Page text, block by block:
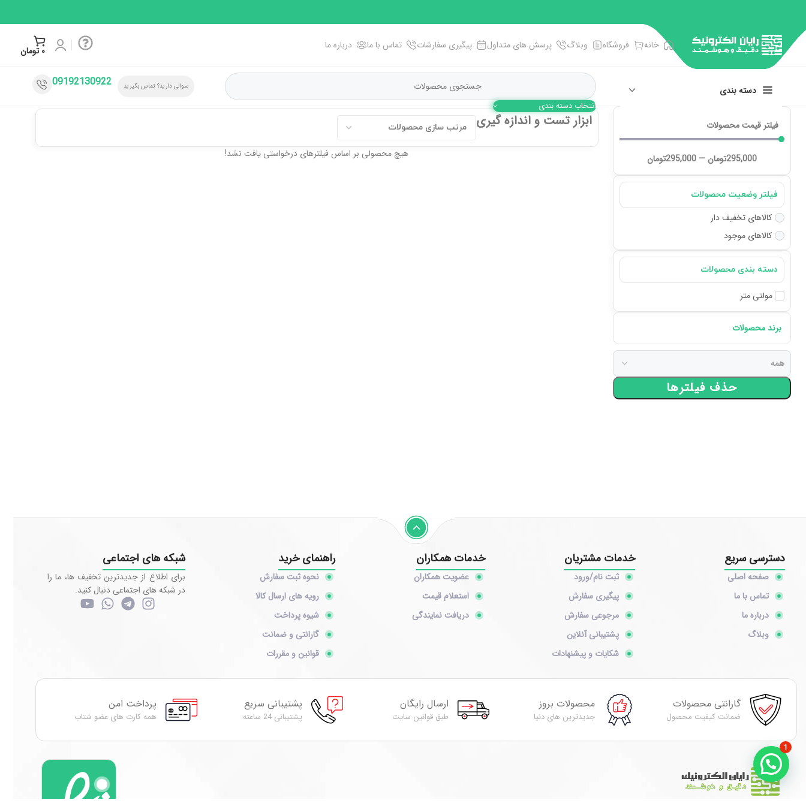
خانه فروشگاه وبلاگ پرسش های متداول پیگیری سفارشات تماس با ما درباره ما ۰ تومان
دسته بندی
انبر، آچار، پنس
پیچ گوشتی ها
تجهیزات اندازه گیری
سوکت و سرسیم زن
فرز و فرچه سیمی
انتخاب دسته بندی
سوالی دارید؟ تماس بگیرید 09192130922
فیلتر قیمت محصولات
295,000تومان —
295,000تومان
فیلتر وضعیت محصولات
کالاهای تخفیف دار
کالاهای موجود
دسته بندی محصولات
مولتی متر
برند محصولات
حذف فیلترها
ابزار تست و اندازه گیری
هیچ محصولی بر اساس فیلترهای درخواستی یافت نشد!
دسترسی سریع
صفحه اصلی
تماس با ما
درباره ما
وبلاگ
خدمات مشتریان
ثبت نام/ورود
پیگیری سفارش
مرجوعی سفارش
پشتیبانی آنلاین
شکایات و پیشنهادات
خدمات همکاران
عضویت همکاران
استعلام قیمت
دریافت نمایندگی
راهنمای خرید
نحوه ثبت سفارش
رویه های ارسال کالا
شیوه پرداخت
گارانتی و ضمانت
قوانین و مقررات
شبکه های اجتماعی
برای اطلاع از جدیدترین تخفیف ها، ما را
در شبکه های اجتماعی دنبال کنید.
گارانتی محصولات
ضمانت کیفیت محصول
محصولات بروز
جدیدترین های دنیا
ارسال رایگان
طبق قوانین سایت
پشتیبانی سریع
پشتیبانی 24 ساعته
پرداخت امن
همه کارت های عضو شتاب
1